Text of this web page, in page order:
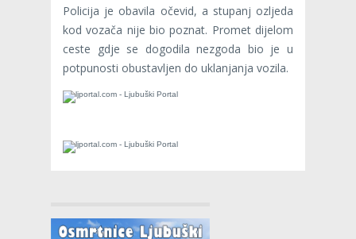
Policija je obavila očevid, a stupanj ozljeda
kod vozača nije bio poznat. Promet dijelom
ceste gdje se dogodila nezgoda bio je u
potpunosti obustavljen do uklanjanja vozila.